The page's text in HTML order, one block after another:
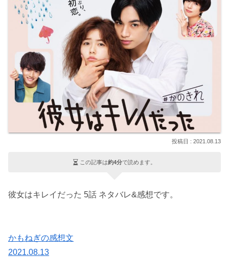
2021.08.13
この記事は約4分で読めます。
彼女はキレイだった 5話 ネタバレ&感想です。
かもねぎの感想文
2021.08.13